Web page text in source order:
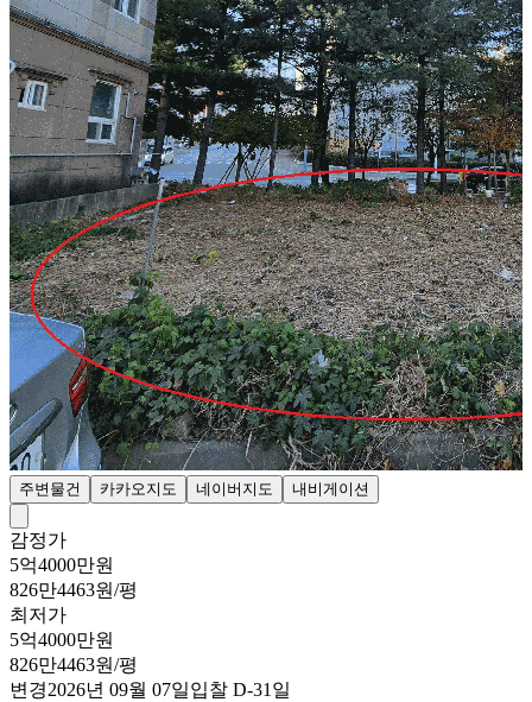
주변물건 카카오지도 네이버지도 내비게이션
감정가
5억4000만원
826만4463원/평
최저가
5억4000만원
826만4463원/평
변경2026년 09월 07일입찰 D-31 일